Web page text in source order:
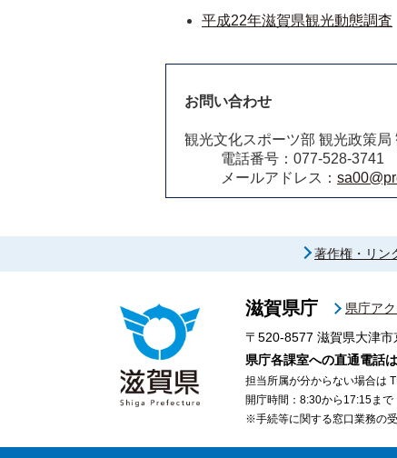
平成22年滋賀県観光動態調査
お問い合わせ
観光文化スポーツ部 観光政策局
電話番号：077-528-3741
メールアドレス：
著作権・リン
滋賀県庁
県庁ア
〒520-8577 滋賀県大津
県庁各課室への直通電話は
担当所属が分からない場合は
開庁時間：8:30から17:15まで
※手続等に関する窓口業務の